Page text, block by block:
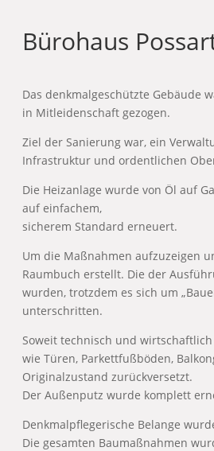
Bürohaus
Das denkmalgeschützte Gebäude
in Mitleidenschaft gezogen.
Ziel der Sanierung war, ein
Infrastruktur und ordentlichen
Die Heizanlage wurde von Öl auf
auf einfachem,
sicherem Standard erneuert.
Um die Maßnahmen aufzuzeigen
Raumbuch erstellt. Die der
wurden, trotzdem es sich um
unterschritten.
Soweit technisch und
wie Türen, Parkettfußböden,
Originalzustand zurückversetzt.
Der Außenputz wurde komplett
Denkmalpflegerische Belange
Die gesamten Baumaßnahmen